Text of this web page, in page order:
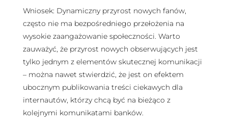
Wniosek: Dynamiczny przyrost nowych fanów,
często nie ma bezpośredniego przełożenia na
wysokie zaangażowanie społeczności. Warto
zauważyć, że przyrost nowych obserwujących jest
tylko jednym z elementów skutecznej komunikacji
– można nawet stwierdzić, że jest on efektem
ubocznym publikowania treści ciekawych dla
internautów, którzy chcą być na bieżąco z
kolejnymi komunikatami banków.